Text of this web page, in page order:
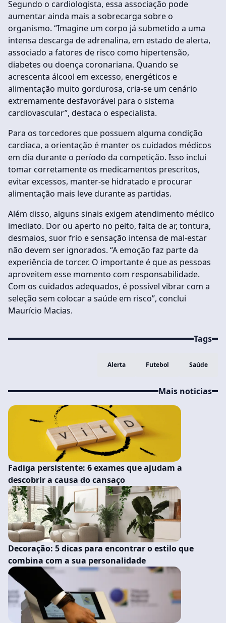
Segundo o cardiologista, essa associação pode
aumentar ainda mais a sobrecarga sobre o
organismo. “Imagine um corpo já submetido a uma
intensa descarga de adrenalina, em estado de alerta,
associado a fatores de risco como hipertensão,
diabetes ou doença coronariana. Quando se
acrescenta álcool em excesso, energéticos e
alimentação muito gordurosa, cria-se um cenário
extremamente desfavorável para o sistema
cardiovascular”, destaca o especialista.
Para os torcedores que possuem alguma condição
cardíaca, a orientação é manter os cuidados médicos
em dia durante o período da competição. Isso inclui
tomar corretamente os medicamentos prescritos,
evitar excessos, manter-se hidratado e procurar
alimentação mais leve durante as partidas.
Além disso, alguns sinais exigem atendimento médico
imediato. Dor ou aperto no peito, falta de ar, tontura,
desmaios, suor frio e sensação intensa de mal-estar
não devem ser ignorados. “A emoção faz parte da
experiência de torcer. O importante é que as pessoas
aproveitem esse momento com responsabilidade.
Com os cuidados adequados, é possível vibrar com a
seleção sem colocar a saúde em risco”, conclui
Maurício Macias.
Tags
Alerta Futebol Saúde
Mais noticias
Fadiga persistente: 6 exames que ajudam a
descobrir a causa do cansaço
Decoração: 5 dicas para encontrar o estilo que
combina com a sua personalidade